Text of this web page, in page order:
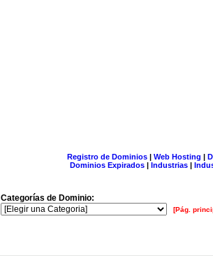
Registro de Dominios| Web Hosting |
Dominios Expirados | Industrias |
Categorías de Dominio:
[Pág.